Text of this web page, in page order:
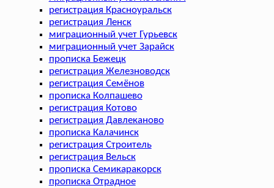
регистрация Красноуральск
регистрация Ленск
миграционный учет Гурьевск
миграционный учет Зарайск
прописка Бежецк
регистрация Железноводск
регистрация Семёнов
прописка Колпашево
регистрация Котово
регистрация Давлеканово
прописка Калачинск
регистрация Строитель
регистрация Вельск
прописка Семикаракорск
прописка Отрадное